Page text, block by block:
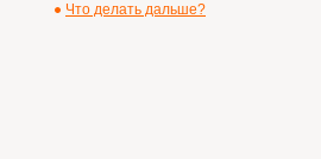
Что делать дальше?